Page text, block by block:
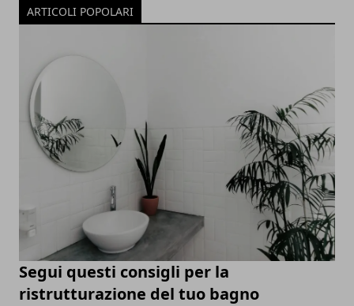
ARTICOLI POPOLARI
Segui questi consigli per la
ristrutturazione del tuo bagno